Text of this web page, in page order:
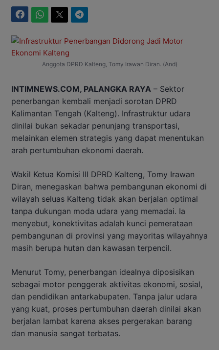
Anggota DPRD Kalteng, Tomy Irawan Diran. (And)
INTIMNEWS.COM, PALANGKA RAYA – Sektor
penerbangan kembali menjadi sorotan DPRD
Kalimantan Tengah (Kalteng). Infrastruktur udara
dinilai bukan sekadar penunjang transportasi,
melainkan elemen strategis yang dapat menentukan
arah pertumbuhan ekonomi daerah.
Wakil Ketua Komisi III DPRD Kalteng, Tomy Irawan
Diran, menegaskan bahwa pembangunan ekonomi di
wilayah seluas Kalteng tidak akan berjalan optimal
tanpa dukungan moda udara yang memadai. Ia
menyebut, konektivitas adalah kunci pemerataan
pembangunan di provinsi yang mayoritas wilayahnya
masih berupa hutan dan kawasan terpencil.
Menurut Tomy, penerbangan idealnya diposisikan
sebagai motor penggerak aktivitas ekonomi, sosial,
dan pendidikan antarkabupaten. Tanpa jalur udara
yang kuat, proses pertumbuhan daerah dinilai akan
berjalan lambat karena akses pergerakan barang
dan manusia sangat terbatas.